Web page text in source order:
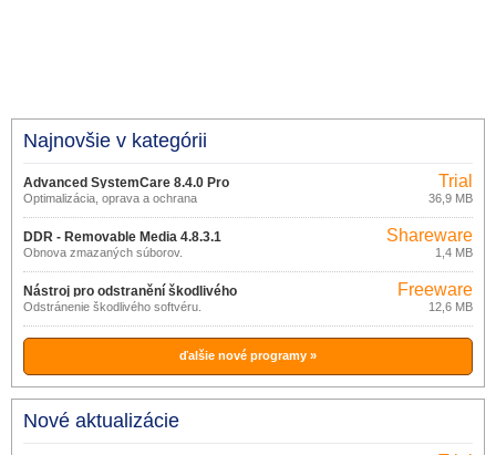
Najnovšie v kategórii
Advanced SystemCare 8.4.0 Pro
Optimalizácia, oprava a ochrana
Trial
36,9 MB
DDR - Removable Media 4.8.3.1
Obnova zmazaných súborov.
Shareware
1,4 MB
Nástroj pro odstranění škodlivého
softwaru 3.19
Odstránenie škodlivého softvéru.
Freeware
12,6 MB
ďalšie nové programy »
Nové aktualizácie